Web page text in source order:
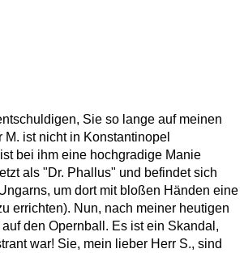
Sie so lange auf meinen
ist nicht in Konstantinopel
bei ihm eine hochgradige Manie
als "Dr. Phallus" und befindet sich
um dort mit bloßen Händen eine
errichten). Nun, nach meiner heutigen
den Opernball. Es ist ein Skandal,
war! Sie, mein lieber Herr S., sind